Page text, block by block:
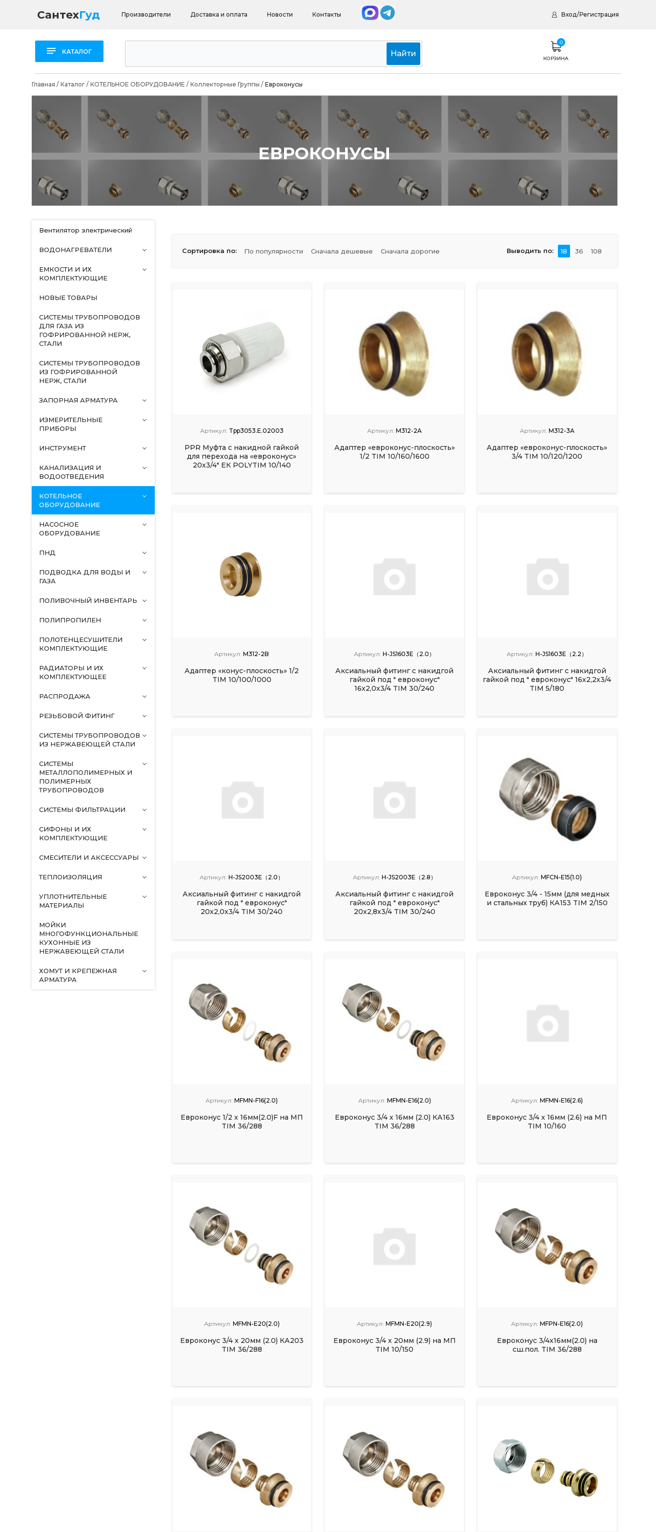
СантехГуд Производители Доставка и оплата Новости Контакты Вход/Регистрация
КАТАЛОГ Найти
0
КОРЗИНА
Главная / Каталог/ КОТЕЛЬНОЕ ОБОРУДОВАНИЕ / Коллекторные Группы / Евроконусы
ЕВРОКОНУСЫ
Вентилятор электрический
ВОДОНАГРЕВАТЕЛИ
ЕМКОСТИ И ИХ
КОМПЛЕКТУЮЩИЕ
НОВЫЕ ТОВАРЫ
СИСТЕМЫ ТРУБОПРОВОДОВ
ДЛЯ ГАЗА ИЗ
ГОФРИРОВАННОЙ НЕРЖ,
СТАЛИ
СИСТЕМЫ ТРУБОПРОВОДОВ
ИЗ ГОФРИРОВАННОЙ
НЕРЖ, СТАЛИ
ЗАПОРНАЯ АРМАТУРА
ИЗМЕРИТЕЛЬНЫЕ
ПРИБОРЫ
ИНСТРУМЕНТ
КАНАЛИЗАЦИЯ И
ВОДООТВЕДЕНИЯ
КОТЕЛЬНОЕ
ОБОРУДОВАНИЕ
НАСОСНОЕ
ОБОРУДОВАНИЕ
ПНД
ПОДВОДКА ДЛЯ ВОДЫ И
ГАЗА
ПОЛИВОЧНЫЙ ИНВЕНТАРЬ
ПОЛИПРОПИЛЕН
ПОЛОТЕНЦЕСУШИТЕЛИ
КОМПЛЕКТУЮЩИЕ
РАДИАТОРЫ И ИХ
КОМПЛЕКТУЮЩЕЕ
РАСПРОДАЖА
РЕЗЬБОВОЙ ФИТИНГ
СИСТЕМЫ ТРУБОПРОВОДОВ
ИЗ НЕРЖАВЕЮЩЕЙ СТАЛИ
СИСТЕМЫ
МЕТАЛЛОПОЛИМЕРНЫХ И
ПОЛИМЕРНЫХ
ТРУБОПРОВОДОВ
СИСТЕМЫ ФИЛЬТРАЦИИ
СИФОНЫ И ИХ
КОМПЛЕКТУЮЩИЕ
СМЕСИТЕЛИ И АКСЕССУАРЫ
ТЕПЛОИЗОЛЯЦИЯ
УПЛОТНИТЕЛЬНЫЕ
МАТЕРИАЛЫ
МОЙКИ
МНОГОФУНКЦИОНАЛЬНЫЕ
КУХОННЫЕ ИЗ
НЕРЖАВЕЮЩЕЙ СТАЛИ
ХОМУТ И КРЕПЕЖНАЯ
АРМАТУРА
Сортировка по: По популярности Сначала дешевые Сначала дорогие Выводить по: 18 36 108
Артикул: Tpp3053.E.02003
PPR Муфта с накидной гайкой
для перехода на «евроконус»
20х3/4" ЕК POLYTIM 10/140
Артикул: M312-2A
Адаптер «евроконус-плоскость»
1/2 TIM 10/160/1600
Артикул: M312-3A
Адаптер «евроконус-плоскость»
3/4 TIM 10/120/1200
Артикул: M312-2B
Адаптер «конус-плоскость» 1/2
TIM 10/100/1000
Артикул: H-JS1603E（2.0）
Аксиальный фитинг с накидгой
гайкой под " евроконус"
16х2,0х3/4 TIM 30/240
Артикул: H-JS1603E（2.2）
Аксиальный фитинг с накидгой
гайкой под " евроконус" 16х2,2х3/4
TIM 5/180
Артикул: H-JS2003E（2.0）
Аксиальный фитинг с накидгой
гайкой под " евроконус"
20х2,0х3/4 TIM 30/240
Артикул: H-JS2003E（2.8）
Аксиальный фитинг с накидгой
гайкой под " евроконус"
20х2,8х3/4 TIM 30/240
Артикул: MFCN-E15(1.0)
Евроконус 3/4 - 15мм (для медных
и стальных труб) КА153 TIM 2/150
Артикул: MFMN-F16(2.0)
Евроконус 1/2 х 16мм(2.0)F на МП
TIM 36/288
Артикул: MFMN-E16(2.0)
Евроконус 3/4 х 16мм (2.0) КА163
TIM 36/288
Артикул: MFMN-E16(2.6)
Евроконус 3/4 х 16мм (2.6) на МП
TIM 10/160
Артикул: MFMN-E20(2.0)
Евроконус 3/4 х 20мм (2.0) КА203
TIM 36/288
Артикул: MFMN-E20(2.9)
Евроконус 3/4 х 20мм (2.9) на МП
TIM 10/150
Артикул: MFPN-E16(2.0)
Евроконус 3/4х16мм(2.0) на
сш.пол. TIM 36/288